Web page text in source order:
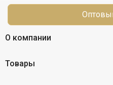
О компании
Товары